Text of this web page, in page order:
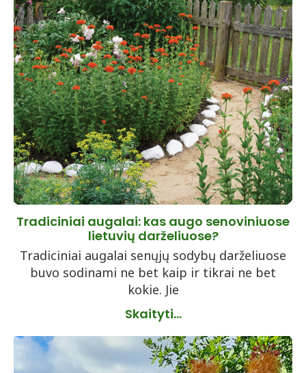
Tradiciniai augalai: kas augo senoviniuose
lietuvių darželiuose?
Tradiciniai augalai senųjų sodybų darželiuose
buvo sodinami ne bet kaip ir tikrai ne bet
kokie. Jie
Skaityti...